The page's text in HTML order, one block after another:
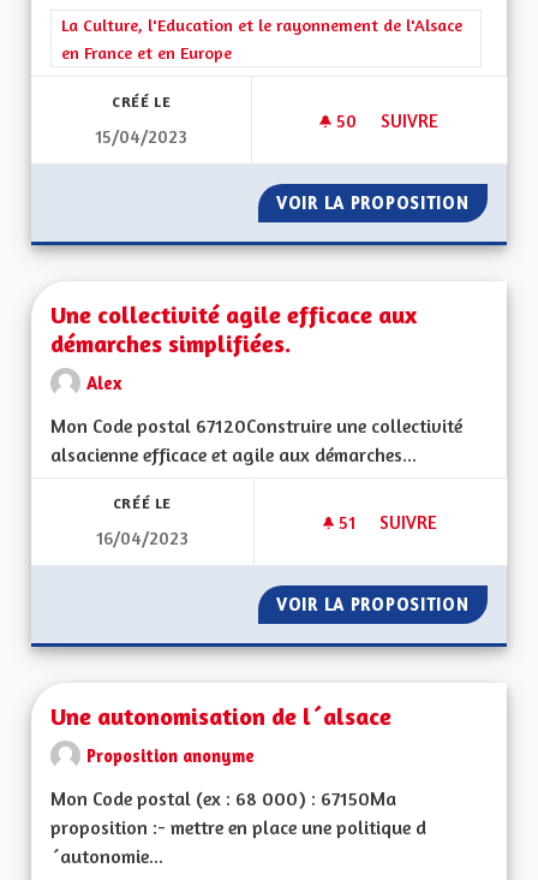
Filtrer les résultats de la catégorie : La Culture, l'Education et
La Culture, l'Education et le rayonnement de l'Alsace
en France et en Europe
CRÉÉ LE
15/04/2023
50 50 ABONNÉS
SUIVRE
VOIR LA PROPOSITION UNE
Une collectivité agile efficace aux
démarches simplifiées.
Alex
Mon Code postal 67120Construire une collectivité
alsacienne efficace et agile aux démarches...
CRÉÉ LE
16/04/2023
51 51 ABONNÉS
SUIVRE
VOIR LA PROPOSITION UNE
Une autonomisation de l´alsace
Proposition anonyme
Mon Code postal (ex : 68 000) : 67150Ma
proposition :- mettre en place une politique d
´autonomie...